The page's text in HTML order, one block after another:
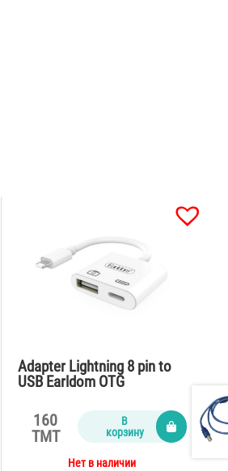
Adapter Lightning 8 pin to
USB Earldom OTG
160
TMT
В
корзину
Нет в наличии